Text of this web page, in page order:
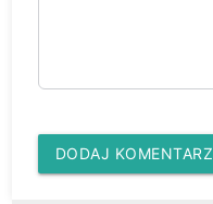
DODAJ KOMENTARZ